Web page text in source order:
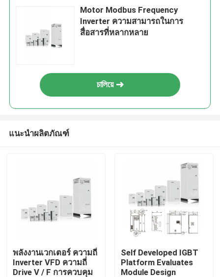
Motor Modbus Frequency
Inverter ความสามารถในการ
สื่อสารที่หลากหลาย
চালিয়ে
แนะนำผลิตภัณฑ์
พลังงานเวกเตอร์ ความถี่
Inverter VFD ความถี่
Drive V / F การควบคุม
Self Developed IGBT
Platform Evaluates
Module Design